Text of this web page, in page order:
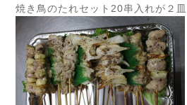
焼き鳥のたれセット20串入れが２皿